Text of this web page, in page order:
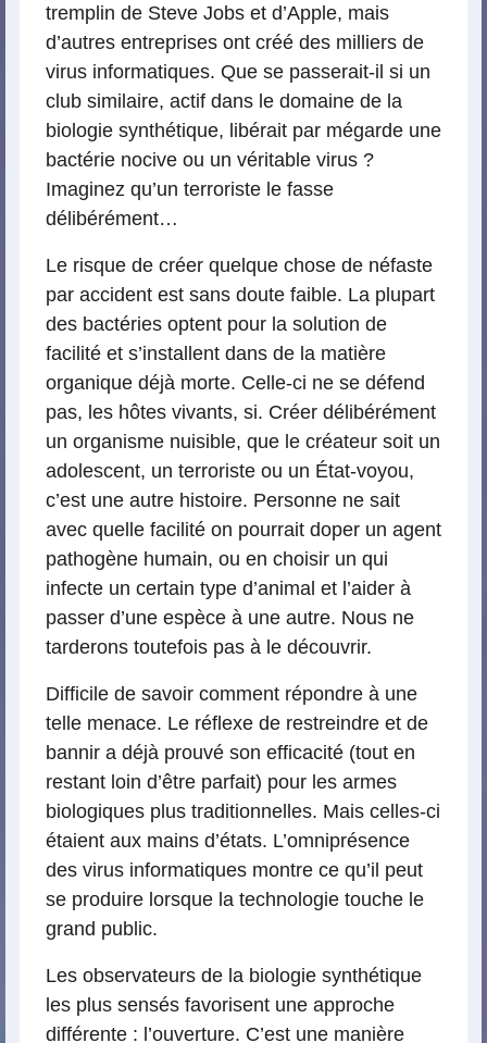
tremplin de Steve Jobs et d’Apple, mais
d’autres entreprises ont créé des milliers de
virus informatiques. Que se passerait-il si un
club similaire, actif dans le domaine de la
biologie synthétique, libérait par mégarde une
bactérie nocive ou un véritable virus ?
Imaginez qu’un terroriste le fasse
délibérément…
Le risque de créer quelque chose de néfaste
par accident est sans doute faible. La plupart
des bactéries optent pour la solution de
facilité et s’installent dans de la matière
organique déjà morte. Celle-ci ne se défend
pas, les hôtes vivants, si. Créer délibérément
un organisme nuisible, que le créateur soit un
adolescent, un terroriste ou un État-voyou,
c’est une autre histoire. Personne ne sait
avec quelle facilité on pourrait doper un agent
pathogène humain, ou en choisir un qui
infecte un certain type d’animal et l’aider à
passer d’une espèce à une autre. Nous ne
tarderons toutefois pas à le découvrir.
Difficile de savoir comment répondre à une
telle menace. Le réflexe de restreindre et de
bannir a déjà prouvé son efficacité (tout en
restant loin d’être parfait) pour les armes
biologiques plus traditionnelles. Mais celles-ci
étaient aux mains d’états. L’omniprésence
des virus informatiques montre ce qu’il peut
se produire lorsque la technologie touche le
grand public.
Les observateurs de la biologie synthétique
les plus sensés favorisent une approche
différente : l’ouverture. C’est une manière